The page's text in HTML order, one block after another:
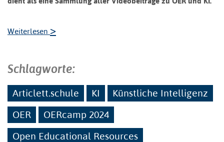
Weiterlesen >
Schlagworte:
Articlett.schule KI
Künstliche Intelligenz
OER
OERcamp 2024
Open Educational Resources